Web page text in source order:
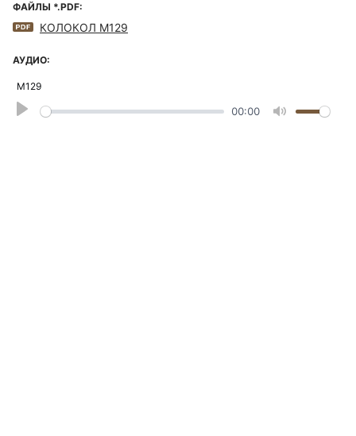
ФАЙЛЫ *.PDF:
КОЛОКОЛ М129
АУДИО:
М129
Play 00:00